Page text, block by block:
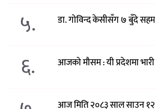
५. डा. गोविन्द केसीसँग ७ बुँदे
६. आजको मौसम : यी प्रदेशमा भारी
आज मिति २०८३ साल साउन